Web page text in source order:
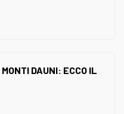
DAUNI: ECCO IL